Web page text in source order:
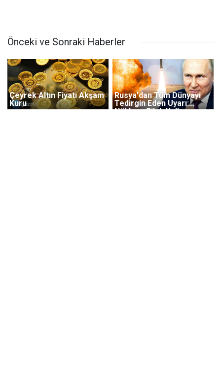
Önceki ve Sonraki Haberler
Çeyrek Altın Fiyatı Akşam
Kuru
Rusya'dan Tüm Dünyayı
Tedirgin Eden Uyarı:
Nükleer Silah Kullanırız